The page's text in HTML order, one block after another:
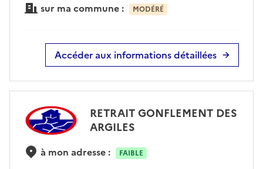
sur ma commune : MODÉRÉ
Accéder aux informations détaillées
RETRAIT GONFLEMENT DES
ARGILES
à mon adresse : FAIBLE